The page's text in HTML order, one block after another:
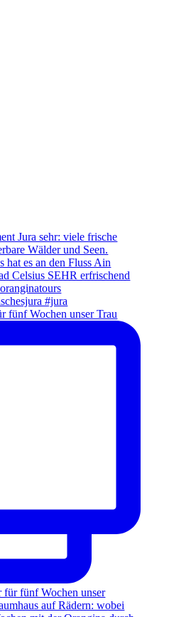
fünf Wochen unser Trau